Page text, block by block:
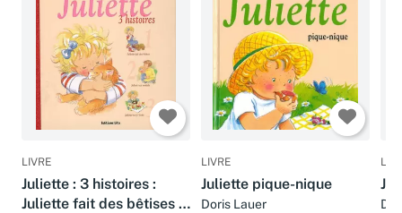
LIVRE
Juliette : 3 histoires :
Juliette fait des bêtises ;
LIVRE
Juliette pique-nique
Doris Lauer